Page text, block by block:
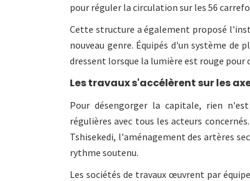
pour réguler la circulation sur les 56
Cette structure a également proposé
nouveau genre. Équipés d'un système de
dressent lorsque la lumière est rouge pour
Les travaux s'accélèrent sur les
Pour désengorger la capitale, rien
régulières avec tous les acteurs
Tshisekedi, l'aménagement des artères
rythme soutenu.
Les sociétés de travaux œuvrent par